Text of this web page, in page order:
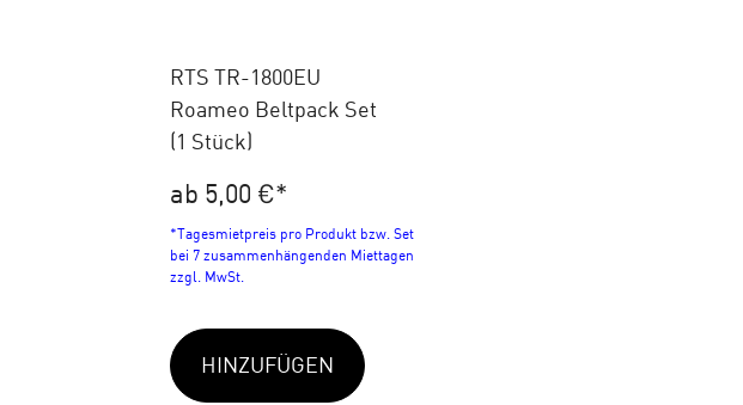
RTS TR-1800EU
Roameo Beltpack Set
(1 Stück)
ab 5,00 €*
*Tagesmietpreis pro Produkt bzw. Set
bei 7 zusammenhängenden Miettagen
zzgl. MwSt.
HINZUFÜGEN